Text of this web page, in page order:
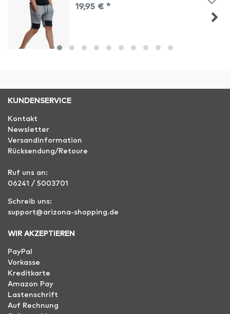
19,95 € *
KUNDENSERVICE
Kontakt
Newsletter
Versandinformation
Rücksendung/Retoure
Ruf uns an:
06241 / 5003701
Schreib uns:
support@arizona-shopping.de
WIR AKZEPTIEREN
PayPal
Vorkasse
Kreditkarte
Amazon Pay
Lastenschrift
Auf Rechnung